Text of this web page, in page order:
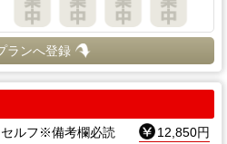
ランへ登録
セルフ※備考欄必読
12,850円